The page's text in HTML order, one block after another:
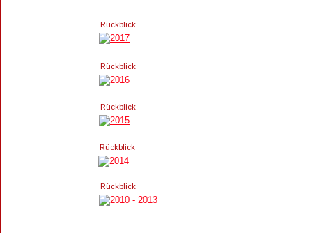
Rückblick
Rückblick
Rückblick
Rückblick
Rückblick